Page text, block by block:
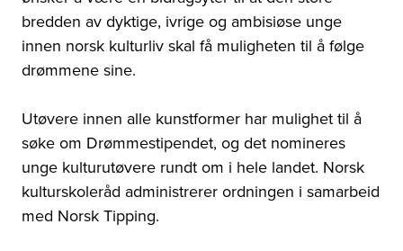
bredden av dyktige, ivrige og ambisiøse unge
innen norsk kulturliv skal få muligheten til å følge
drømmene sine.
Utøvere innen alle kunstformer har mulighet til å
søke om Drømmestipendet, og det nomineres
unge kulturutøvere rundt om i hele landet. Norsk
kulturskoleråd administrerer ordningen i samarbeid
med Norsk Tipping.